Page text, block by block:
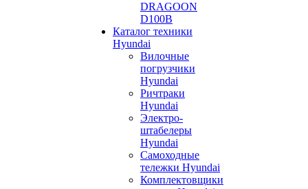
DRAGOON
D100B
Каталог техники
Hyundai
Вилочные
погрузчики
Hyundai
Ричтраки
Hyundai
Электро-
штабелеры
Hyundai
Самоходные
тележки Hyundai
Комплектовщики